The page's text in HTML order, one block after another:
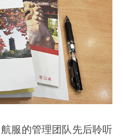
服的管理团队先后聆听